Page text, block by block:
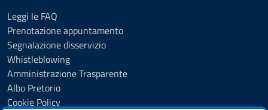
Leggi le FAQ
Prenotazione appuntamento
Segnalazione disservizio
Whistleblowing
Amministrazione Trasparente
Albo Pretorio
Cookie Policy